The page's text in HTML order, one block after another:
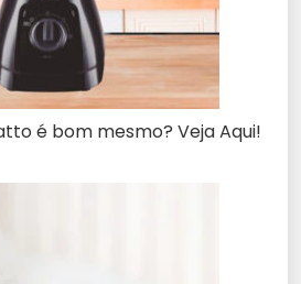
é bom mesmo? Veja Aqui!